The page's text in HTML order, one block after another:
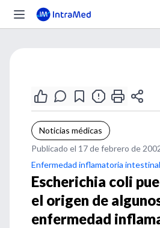
Noticias médicas
Publicado el 17 de febrero de
Enfermedad inflamatoria intestinal
Escherichia coli
el origen de
enfermedad